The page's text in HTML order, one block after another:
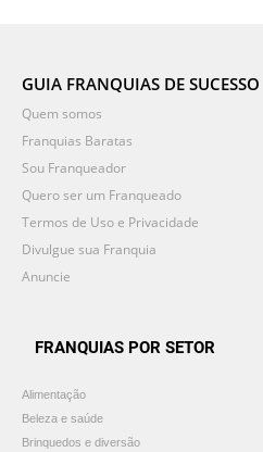
GUIA FRANQUIAS DE SUCESSO
Quem somos
Franquias Baratas
Sou Franqueador
Quero ser um Franqueado
Termos de Uso e Privacidade
Divulgue sua Franquia
Anuncie
FRANQUIAS POR SETOR
Alimentação
Beleza e saúde
Brinquedos e diversão